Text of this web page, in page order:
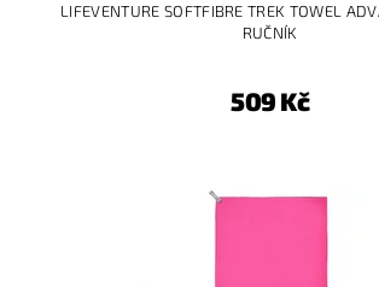
LIFEVENTURE SOFTFIBRE TREK TOWEL
RUČNÍK
509 Kč